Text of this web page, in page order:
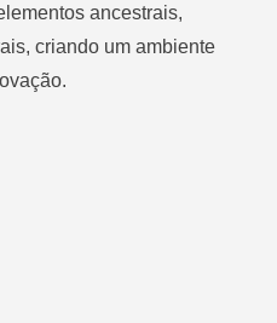
ancestrais,
criando um ambiente